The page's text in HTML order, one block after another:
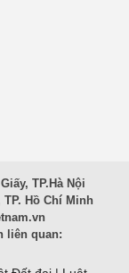
TP.Hà Nội
Hồ Chí Minh
liên quan: